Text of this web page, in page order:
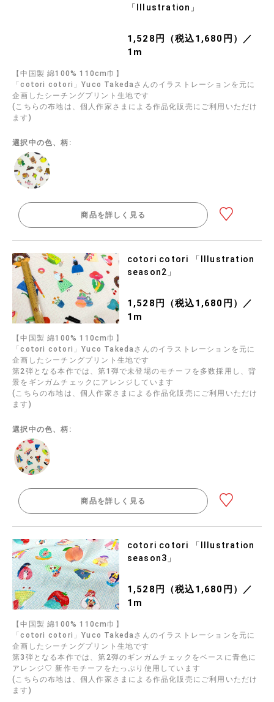
「Illustration」
1,528円（税込1,680円）／
1m
【中国製 綿100% 110cm巾】
「cotori cotori」Yuco Takedaさんのイラストレーションを元に
企画したシーチングプリント生地です
(こちらの布地は、個人作家さまによる作品化販売にご利用いただけ
ます)
選択中の色、柄:
商品を詳しく見る
cotori cotori 「Illustration
season2」
1,528円（税込1,680円）／
1m
【中国製 綿100% 110cm巾】
「cotori cotori」Yuco Takedaさんのイラストレーションを元に
企画したシーチングプリント生地です
第2弾となる本作では、第1弾で未登場のモチーフを多数採用し、背
景をギンガムチェックにアレンジしています
(こちらの布地は、個人作家さまによる作品化販売にご利用いただけ
ます)
選択中の色、柄:
商品を詳しく見る
cotori cotori 「Illustration
season3」
1,528円（税込1,680円）／
1m
【中国製 綿100% 110cm巾】
「cotori cotori」Yuco Takedaさんのイラストレーションを元に
企画したシーチングプリント生地です
第3弾となる本作では、第2弾のギンガムチェックをベースに青色に
アレンジ♡ 新作モチーフをたっぷり使用しています
(こちらの布地は、個人作家さまによる作品化販売にご利用いただけ
ます)